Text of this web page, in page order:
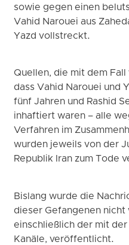
sowie gegen einen
Vahid Narouei aus
Yazd vollstreckt.
Quellen, die mit dem
dass Vahid Narouei und
fünf Jahren und Rashid
inhaftiert waren – alle
Verfahren im
wurden jeweils von der
Republik Iran zum Tode
Bislang wurde die
dieser Gefangenen
einschließlich der mit
Kanäle, veröffentlicht.